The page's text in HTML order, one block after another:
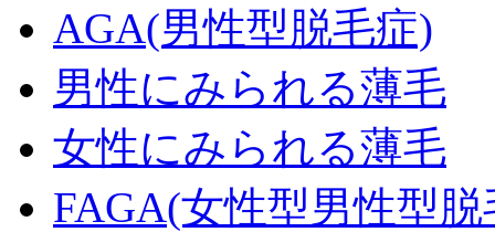
AGA(男性型脱毛症)
男性にみられる薄毛
女性にみられる薄毛
FAGA(女性型男性型